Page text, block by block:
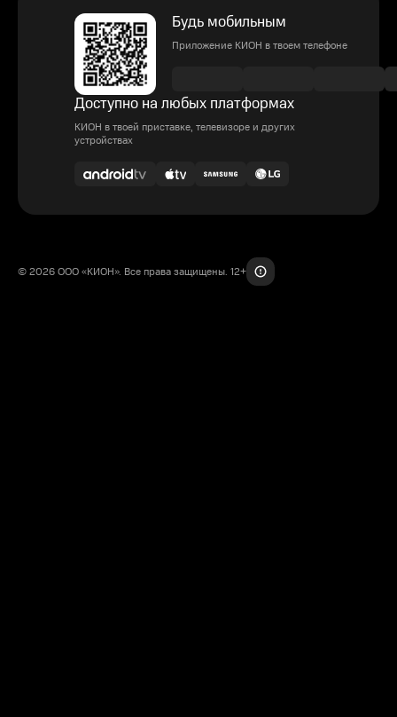
Будь мобильным
Приложение КИОН в твоем телефоне
Доступно на любых платформах
КИОН в твоей приставке, телевизоре и других
устройствах
© 2026 ООО «КИОН». Все права защищены. 12+